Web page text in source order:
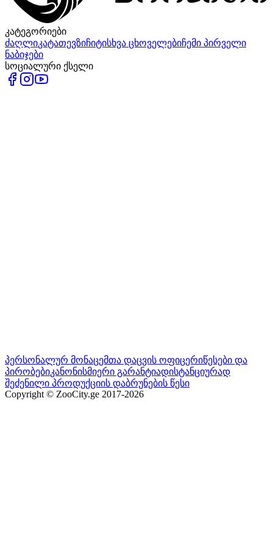
კატეგორიები
ძაღლიკატათევზიჩიტისხვა ცხოველებიჩემი პირველი
ნაბიჯები
სოციალური ქსელი
პერსონალურ მონაცემთა დაცვის ოფიცერიწესები და
პირობებიკანონისმიერი გარანტიადისტანციურად
შეძენილი პროდუქციის დაბრუნების წესი
Copyright © ZooCity.ge 2017-2026